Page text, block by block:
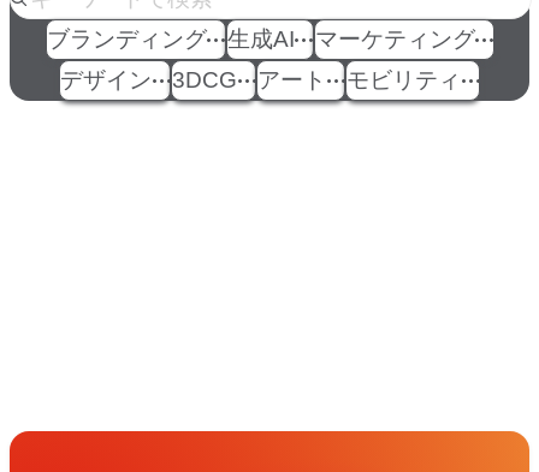
ブランディング 生成AI
マーケティング
デザイン
3DCG アート モビリティ
Get in Touchお問い合わせ